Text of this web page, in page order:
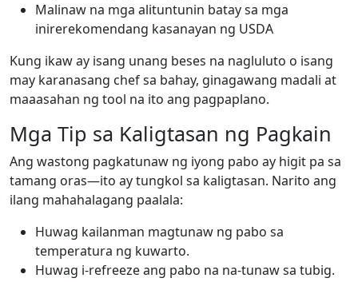
Malinaw na mga alituntunin batay sa mga
inirerekomendang kasanayan ng USDA
Kung ikaw ay isang unang beses na nagluluto o isang
may karanasang chef sa bahay, ginagawang madali at
maaasahan ng tool na ito ang pagpaplano.
Mga Tip sa Kaligtasan ng Pagkain
Ang wastong pagkatunaw ng iyong pabo ay higit pa sa
tamang oras—ito ay tungkol sa kaligtasan. Narito ang
ilang mahahalagang paalala:
Huwag kailanman magtunaw ng pabo sa
temperatura ng kuwarto.
Huwag i-refreeze ang pabo na na-tunaw sa tubig.